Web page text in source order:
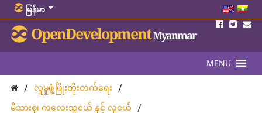
မြန်မာ
OpenDevelopmentMyanmar
MENU
/ လူမှုဖွံ့ဖြိုးတိုးတက်ရေး /
မိသားစု၊ ကလေးသူငယ် နှင့် လူငယ် /